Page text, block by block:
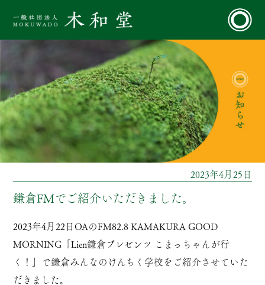
2023年4月25日
鎌倉FMでご紹介いただきました。
2023年4月22日OAのFM82.8 KAMAKURA GOOD
MORNING「Lien鎌倉プレゼンツ こまっちゃんが行
く！」で鎌倉みんなのけんちく学校をご紹介させていた
だきました。